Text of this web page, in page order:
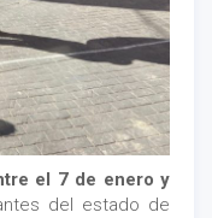
el 7 de enero y
del estado de